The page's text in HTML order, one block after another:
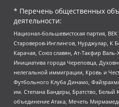
* Перечень общественных
деятельности:
Национал-большевистская партия,
Староверов-Инглингов, Нурджулар, К
Карачая, Союз славян, Ат-Такфир
Инициатива города Череповца,
нелегальной иммиграции, Кровь и
Футбольного Клуба Динамо,
им. Степана Бандеры, Братство, Белый
объединение Атака, Мечеть